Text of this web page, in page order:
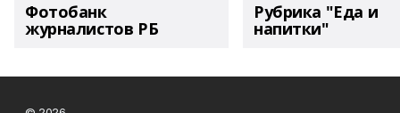
Фотобанк
журналистов РБ
Рубрика "Еда и
напитки"